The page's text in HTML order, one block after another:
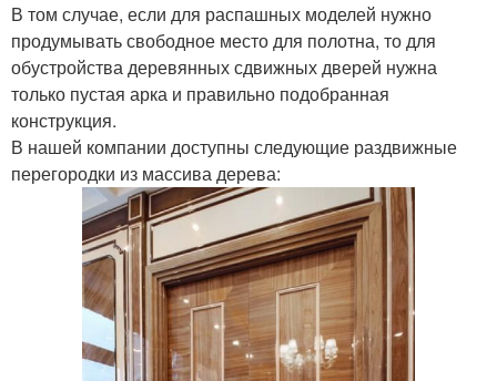
В том случае, если для распашных моделей нужно
продумывать свободное место для полотна, то для
обустройства деревянных сдвижных дверей нужна
только пустая арка и правильно подобранная
конструкция.
В нашей компании доступны следующие раздвижные
перегородки из массива дерева: